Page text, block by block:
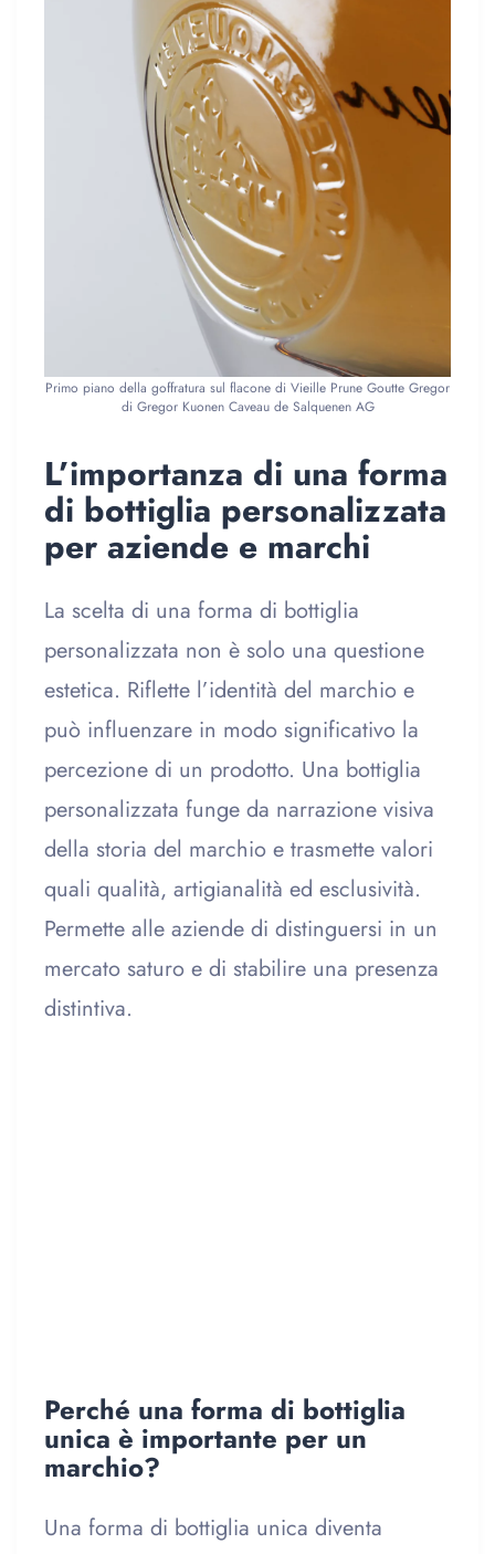
Primo piano della goffratura sul flacone di Vieille Prune Goutte Gregor
di Gregor Kuonen Caveau de Salquenen AG
L’importanza di una forma
di bottiglia personalizzata
per aziende e marchi
La scelta di una forma di bottiglia
personalizzata non è solo una questione
estetica. Riflette l’identità del marchio e
può influenzare in modo significativo la
percezione di un prodotto. Una bottiglia
personalizzata funge da narrazione visiva
della storia del marchio e trasmette valori
quali qualità, artigianalità ed esclusività.
Permette alle aziende di distinguersi in un
mercato saturo e di stabilire una presenza
distintiva.
Perché una forma di bottiglia
unica è importante per un
marchio?
Una forma di bottiglia unica diventa